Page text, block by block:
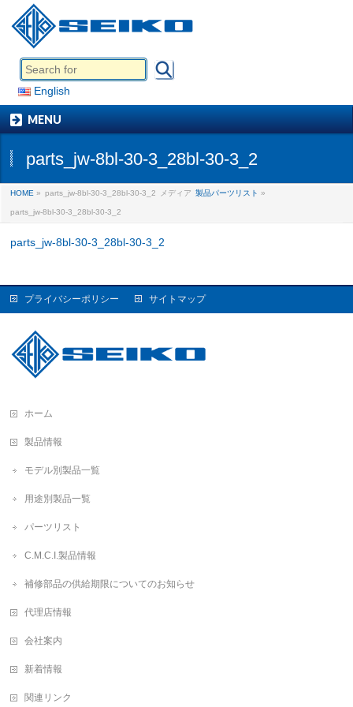
English
MENU
parts_jw-8bl-30-3_28bl-30-3_2
HOME » parts_jw-8bl-30-3_28bl-30-3_2 メディア 製品パーツリスト »
parts_jw-8bl-30-3_28bl-30-3_2
parts_jw-8bl-30-3_28bl-30-3_2
プライバシーポリシー サイトマップ
ホーム
製品情報
モデル別製品一覧
用途別製品一覧
パーツリスト
C.M.C.I.製品情報
補修部品の供給期限についてのお知らせ
代理店情報
会社案内
新着情報
関連リンク